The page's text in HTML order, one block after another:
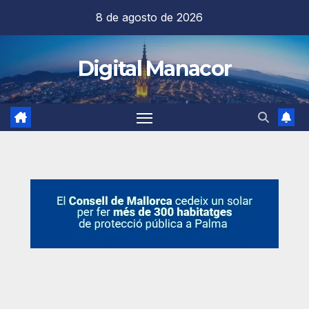
contenido
8 de agosto de 2026
Digital Manacor